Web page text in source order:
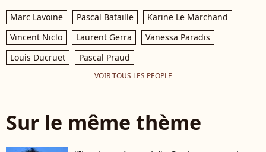
Marc Lavoine Pascal Bataille
Karine Le Marchand
Vincent Niclo
Laurent Gerra
Vanessa Paradis
Louis Ducruet
Pascal Praud
VOIR TOUS LES PEOPLE
Sur le même thème